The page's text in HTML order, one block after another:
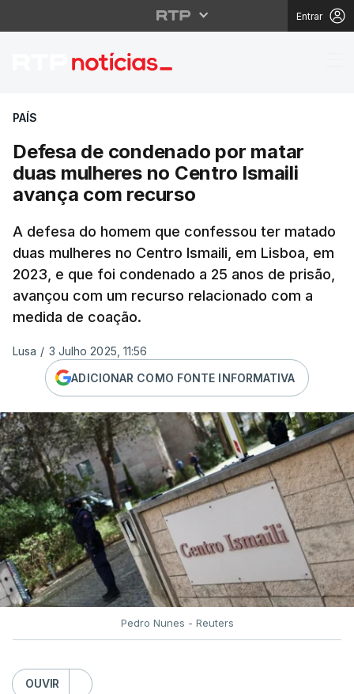
Entrar
Defesa de
PAÍS
Defesa de condenado por matar
duas mulheres no Centro Ismaili
avança com recurso
A defesa do homem que confessou ter matado
duas mulheres no Centro Ismaili, em Lisboa, em
2023, e que foi condenado a 25 anos de prisão,
avançou com um recurso relacionado com a
medida de coação.
Lusa / 3 Julho 2025, 11:56
ADICIONAR COMO FONTE INFORMATIVA
Pedro Nunes - Reuters
OUVIR